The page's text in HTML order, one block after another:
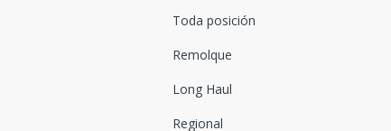
Toda posición
Remolque
Long Haul
Regional